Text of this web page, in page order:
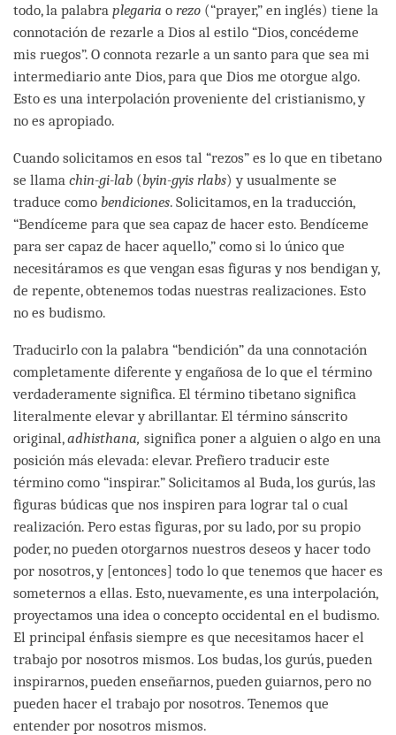
todo, la palabra plegaria o rezo (“prayer,” en inglés) tiene la
connotación de rezarle a Dios al estilo “Dios, concédeme
mis ruegos”. O connota rezarle a un santo para que sea mi
intermediario ante Dios, para que Dios me otorgue algo.
Esto es una interpolación proveniente del cristianismo, y
no es apropiado.
Cuando solicitamos en esos tal “rezos” es lo que en tibetano
se llama chin-gi-lab (byin-gyis rlabs) y usualmente se
traduce como bendiciones. Solicitamos, en la traducción,
“Bendíceme para que sea capaz de hacer esto. Bendíceme
para ser capaz de hacer aquello,” como si lo único que
necesitáramos es que vengan esas figuras y nos bendigan y,
de repente, obtenemos todas nuestras realizaciones. Esto
no es budismo.
Traducirlo con la palabra “bendición” da una connotación
completamente diferente y engañosa de lo que el término
verdaderamente significa. El término tibetano significa
literalmente elevar y abrillantar. El término sánscrito
original,adhisthana, significa poner a alguien o algo en una
posición más elevada: elevar. Prefiero traducir este
término como “inspirar.” Solicitamos al Buda, los gurús, las
figuras búdicas que nos inspiren para lograr tal o cual
realización. Pero estas figuras, por su lado, por su propio
poder, no pueden otorgarnos nuestros deseos y hacer todo
por nosotros, y [entonces] todo lo que tenemos que hacer es
someternos a ellas. Esto, nuevamente, es una interpolación,
proyectamos una idea o concepto occidental en el budismo.
El principal énfasis siempre es que necesitamos hacer el
trabajo por nosotros mismos. Los budas, los gurús, pueden
inspirarnos, pueden enseñarnos, pueden guiarnos, pero no
pueden hacer el trabajo por nosotros. Tenemos que
entender por nosotros mismos.